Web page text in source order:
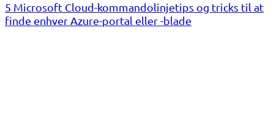
5 Microsoft Cloud-kommandolinjetips og tricks til at
finde enhver Azure-portal eller -blade